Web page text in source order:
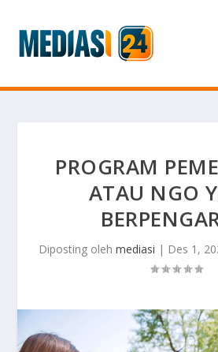
PROGRAM
ATAU NGO
Diposting oleh mediasi | Des 1,